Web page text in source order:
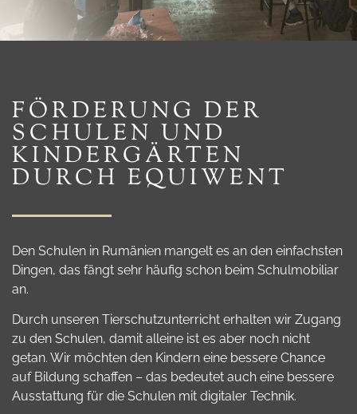
FÖRDERUNG DER
SCHULEN UND
KINDER­GÄRTEN
DURCH EQUIWENT
Den Schulen in Rumänien mangelt es an den einfachsten
Dingen, das fängt sehr häufig schon beim Schulmobiliar
an.
Durch unseren Tierschutzunterricht erhalten wir Zugang
zu den Schulen, damit alleine ist es aber noch nicht
getan. Wir möchten den Kindern eine bessere Chance
auf Bildung schaffen – das bedeutet auch eine bessere
Ausstattung für die Schulen mit digitaler Technik.